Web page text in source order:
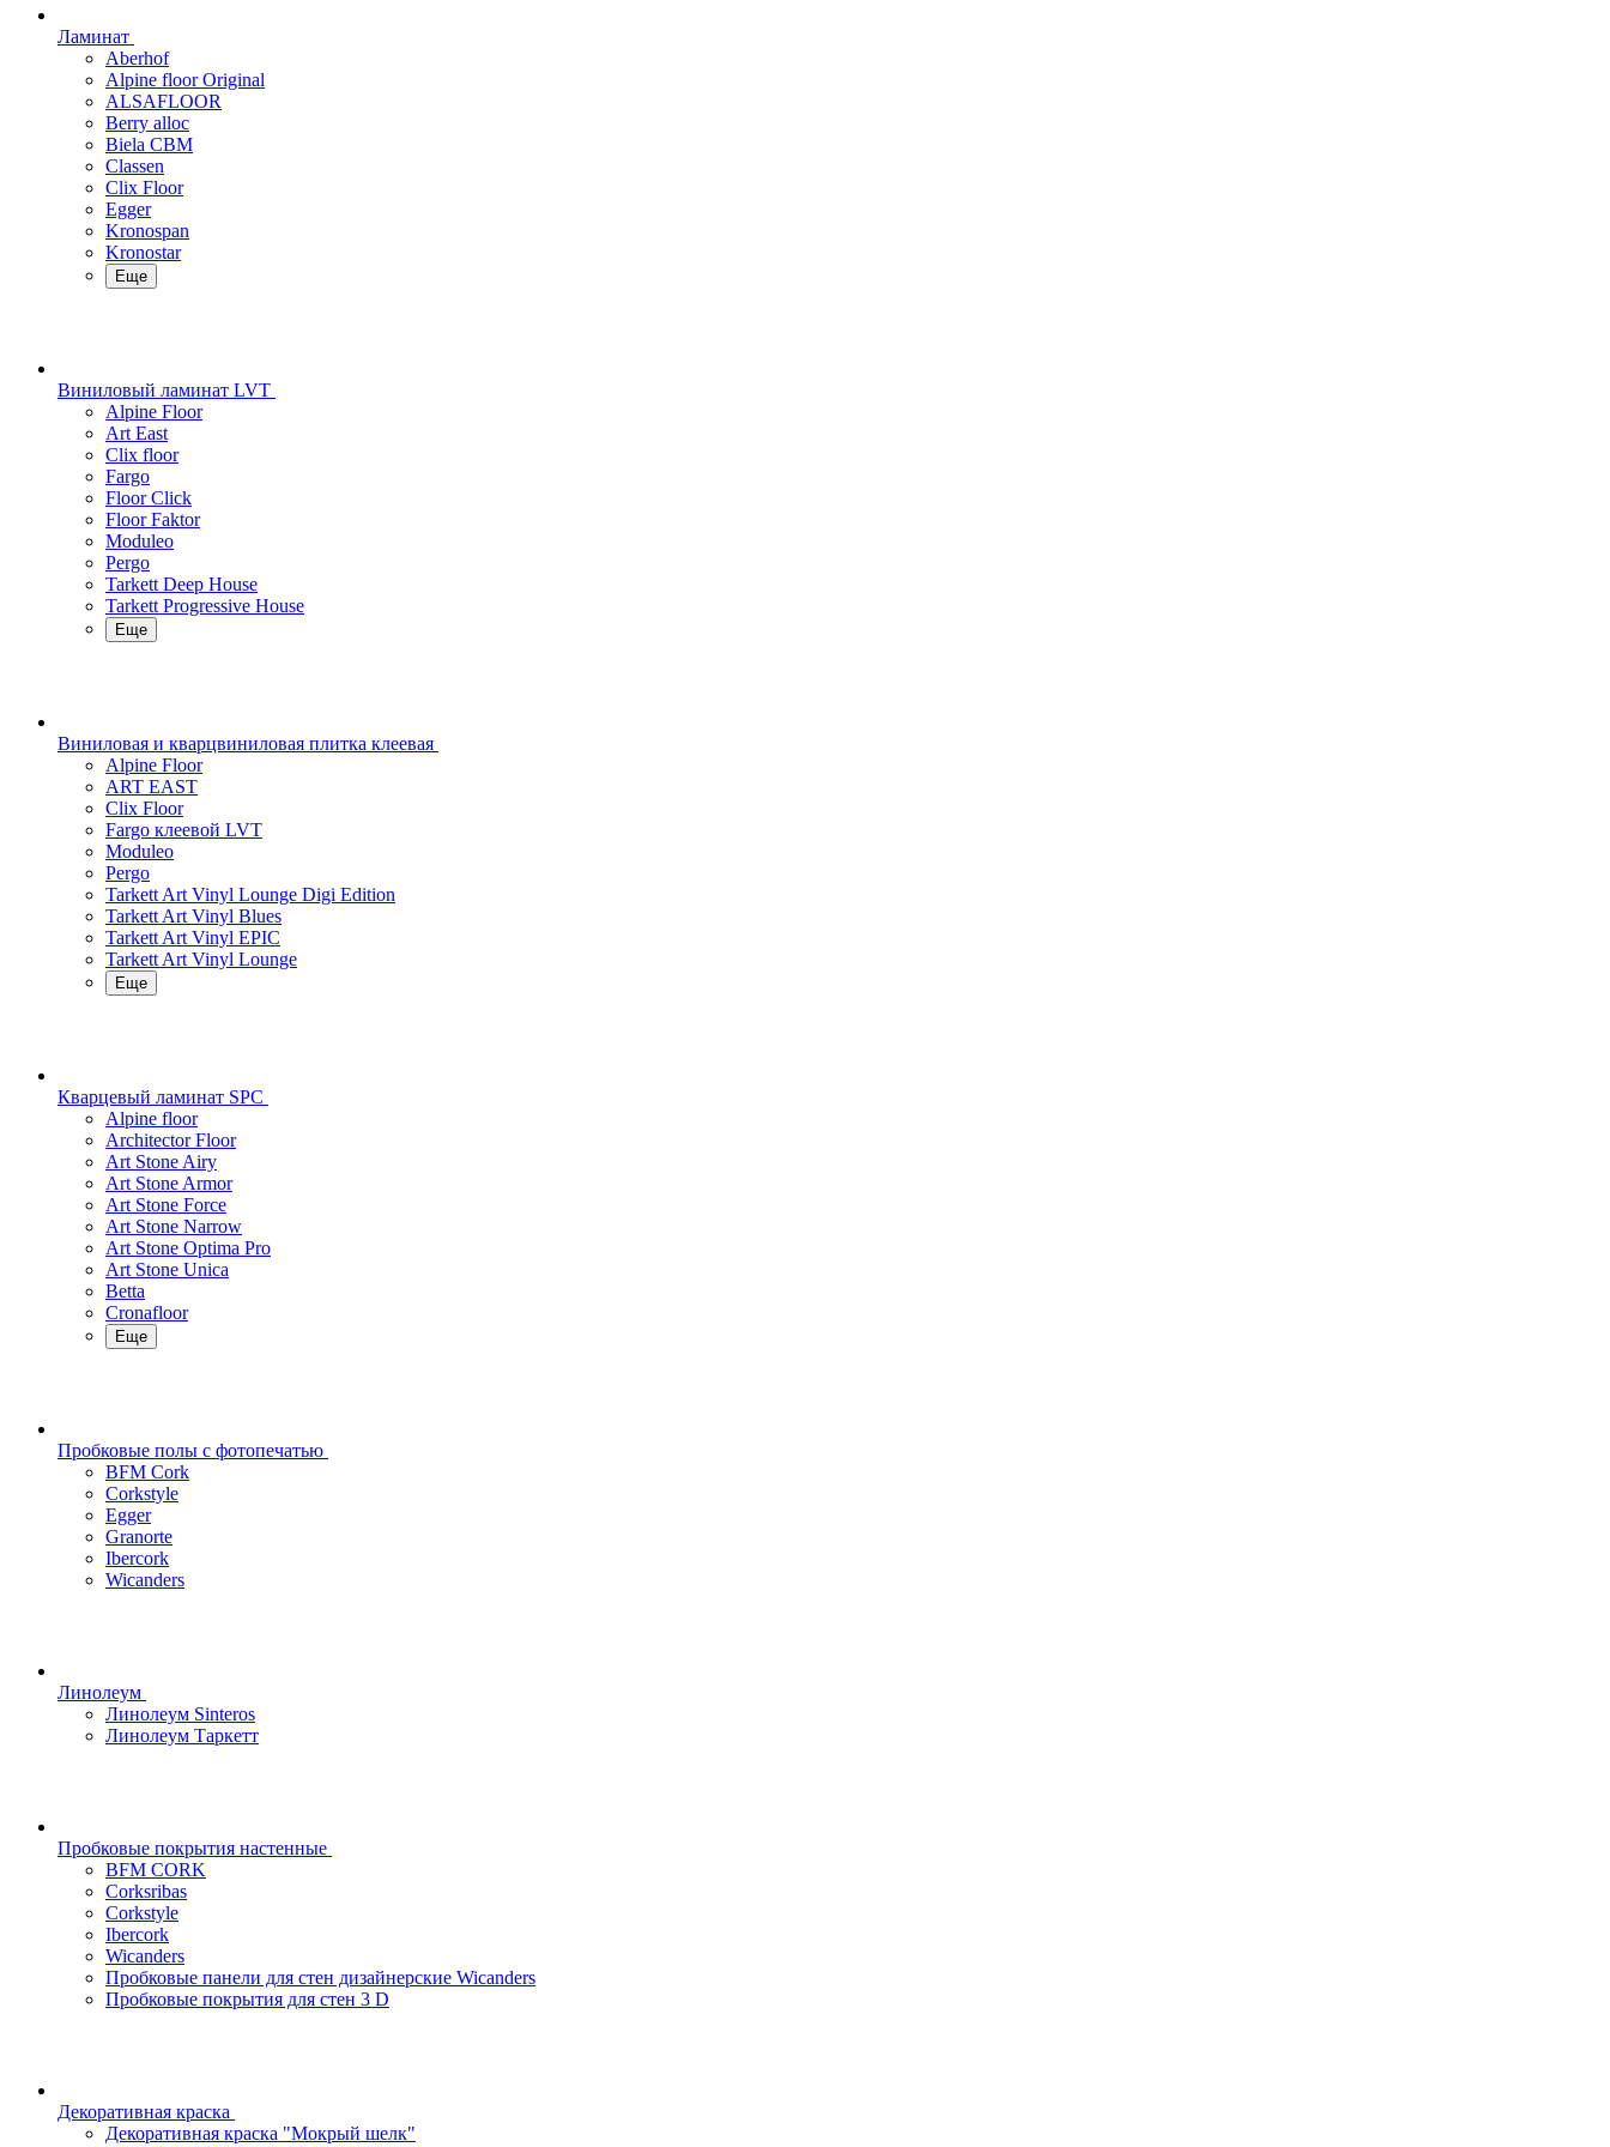
Ламинат
Aberhof
Alpine floor Original
ALSAFLOOR
Berry alloc
Biela CBM
Classen
Clix Floor
Egger
Kronospan
Kronostar
Еще
Виниловый ламинат LVT
Alpine Floor
Art East
Clix floor
Fargo
Floor Click
Floor Faktor
Moduleo
Pergo
Tarkett Deep House
Tarkett Progressive House
Еще
Виниловая и кварцвиниловая плитка клеевая
Alpine Floor
ART EAST
Clix Floor
Fargo клеевой LVT
Moduleo
Pergo
Tarkett Art Vinyl Lounge Digi Edition
Tarkett Art Vinyl Blues
Tarkett Art Vinyl EPIC
Tarkett Art Vinyl Lounge
Еще
Кварцевый ламинат SPC
Alpine floor
Architector Floor
Art Stone Airy
Art Stone Armor
Art Stone Force
Art Stone Narrow
Art Stone Optima Pro
Art Stone Unica
Betta
Cronafloor
Еще
Пробковые полы с фотопечатью
BFM Cork
Corkstyle
Egger
Granorte
Ibercork
Wicanders
Линолеум
Линолеум Sinteros
Линолеум Таркетт
Пробковые покрытия настенные
BFM CORK
Corksribas
Corkstyle
Ibercork
Wicanders
Пробковые панели для стен дизайнерские Wicanders
Пробковые покрытия для стен 3 D
Декоративная краска
Декоративная краска "Мокрый шелк"